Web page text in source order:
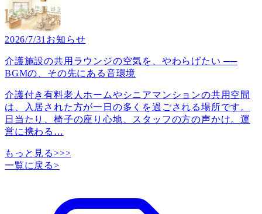
2026/7/31 お知らせ
介護施設の共用ラウンジの空気を、やわらげたい ──
BGMの、その先にある音環境
介護付き有料老人ホームやシニアマンションの共用空間
は、入居された方が一日の多くを過ごされる場所です。
日当たり、椅子の座り心地、スタッフの方の声かけ。運
営に携わる …
もっと見る>>>
一覧に戻る>